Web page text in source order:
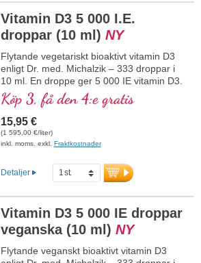
muskelfunktion samt till immunsystemets
normala funktion. Tillverkat i Tyskland
utan genteknik i egen kontrollerad
produktion som funnits i 25 år, veganskt,
utan tillsatser och laboratorietestat.
Utvecklat av läkare.
mer information om vitamin D3 + K2
Vitamin D3 5 000 I.E.
droppar (10 ml) NY
Flytande vegetariskt bioaktivt vitamin D3
enligt Dr. med. Michalzik – 333 droppar i
10 ml. En droppe ger 5 000 IE vitamin D3.
Högsta premiumkvalitet. Löst i skyddande,
pesticidfritt odlad kokos-MCT-olja för
bättre biotillgänglighet. Denna optimala
kombination bidrar till att bibehålla normal
benstomme, bidrar till normal
normala funktion. Tillverkat i Tyskland
utan genteknik i egen kontrollerad
laboratorietestat. Utvecklat av läkare.
mer information om vitamin D3 + K2
Köp 3, få den 4:e gratis
15,95 €
(1 595,00 €/liter)
inkl. moms. exkl. Fraktkostnader
Detaljer
Vitamin D3 5 000 IE droppar
veganska (10 ml) NY
Flytande veganskt bioaktivt vitamin D3